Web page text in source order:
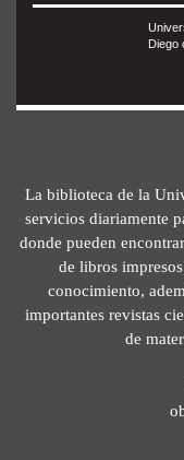
Diego
La biblioteca de la
servicios diariamente
donde pueden
de libros
conocimiento,
importantes revistas
de